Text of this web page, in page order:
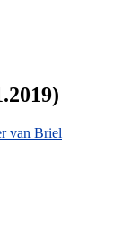
van Briel